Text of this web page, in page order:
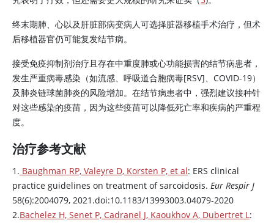
终末期肺、心以及肝脏部病变病人可选择脏器移植手术治疗，但术
后移植器官仍可能复发结节病。
接受免疫抑制剂治疗且存在中重度肺或心功能损害的结节病患者，
发生严重病毒感染（如流感、呼吸道合胞病毒[RSV]、COVID-19）
及肺炎链球菌肺炎的风险增加。在结节病患者中，强烈建议接种针
对这些感染的疫苗，因为这些疫苗可以降低死亡率和疾病的严重程
度。
治疗参考文献
1. Baughman RP, Valeyre D, Korsten P, et al: ERS clinical
practice guidelines on treatment of sarcoidosis. Eur Respir J
58(6):2004079, 2021.doi:10.1183/13993003.04079-2020
2.Bachelez H, Senet P, Cadranel J, Kaoukhov A, Dubertret L: